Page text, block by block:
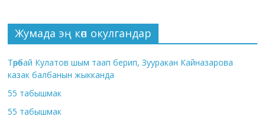
Жумада эң көп окулгандар
Төрөбай Кулатов шым таап берип, Зууракан Кайназарова
казак балбанын жыкканда
55 табышмак
55 табышмак